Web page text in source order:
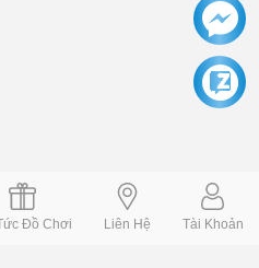
Đồ Chơi Liên Hệ Tài Khoản